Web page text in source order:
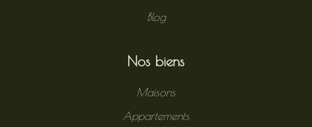
Blog
Nos biens
Maisons
Appartements